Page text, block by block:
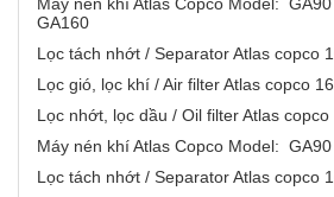
Máy nén khí Atlas Copco Model:
GA160
Lọc tách nhớt / Separator Atlas copco
Lọc gió, lọc khí / Air filter Atlas copco
Lọc nhớt, lọc dầu / Oil filter Atlas
Máy nén khí Atlas Copco Model:
Lọc tách nhớt / Separator Atlas copco